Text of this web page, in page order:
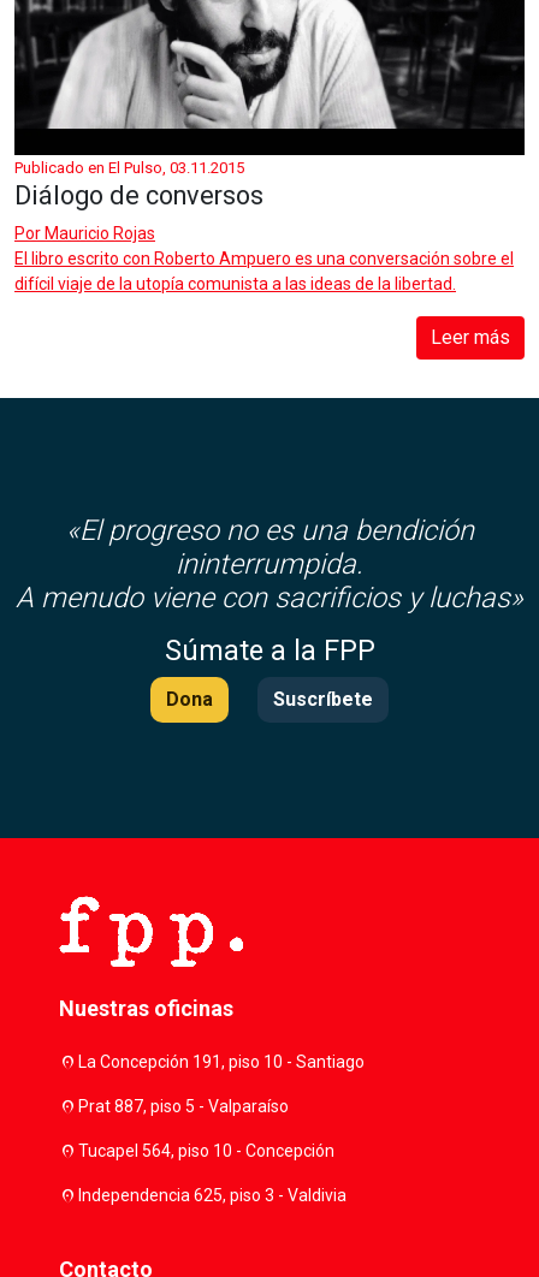
Publicado en El Pulso, 03.11.2015
Diálogo de conversos
Por Mauricio Rojas
El libro escrito con Roberto Ampuero es una conversación sobre el
difícil viaje de la utopía comunista a las ideas de la libertad.
Leer más
«El progreso no es una bendición
ininterrumpida.
A menudo viene con sacrificios y luchas»
Súmate a la FPP
Dona Suscríbete
Nuestras oficinas
location_onLa Concepción 191, piso 10 - Santiago
location_onPrat 887, piso 5 - Valparaíso
location_onTucapel 564, piso 10 - Concepción
location_onIndependencia 625, piso 3 - Valdivia
Contacto